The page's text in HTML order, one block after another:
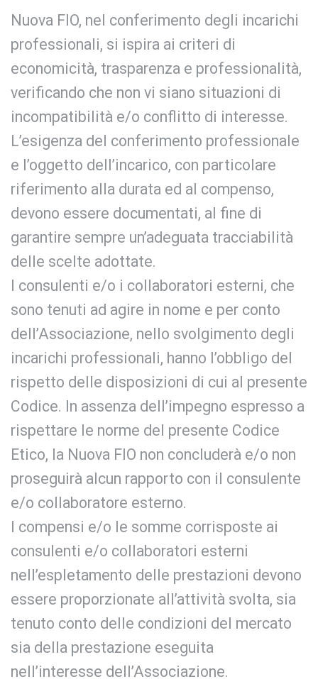
Nuova FIO, nel conferimento degli incarichi
professionali, si ispira ai criteri di
economicità, trasparenza e professionalità,
verificando che non vi siano situazioni di
incompatibilità e/o conflitto di interesse.
L’esigenza del conferimento professionale
e l’oggetto dell’incarico, con particolare
riferimento alla durata ed al compenso,
devono essere documentati, al fine di
garantire sempre un’adeguata tracciabilità
delle scelte adottate.
I consulenti e/o i collaboratori esterni, che
sono tenuti ad agire in nome e per conto
dell’Associazione, nello svolgimento degli
incarichi professionali, hanno l’obbligo del
rispetto delle disposizioni di cui al presente
Codice. In assenza dell’impegno espresso a
rispettare le norme del presente Codice
Etico, la Nuova FIO non concluderà e/o non
proseguirà alcun rapporto con il consulente
e/o collaboratore esterno.
I compensi e/o le somme corrisposte ai
consulenti e/o collaboratori esterni
nell’espletamento delle prestazioni devono
essere proporzionate all’attività svolta, sia
tenuto conto delle condizioni del mercato
sia della prestazione eseguita
nell’interesse dell’Associazione.